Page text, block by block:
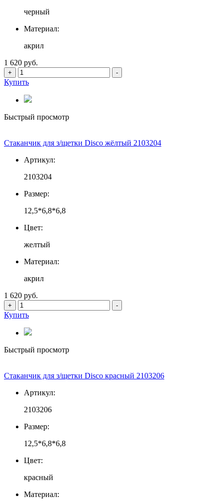
черный
Материал:
акрил
1 620 руб.
+ -
Купить
Быстрый просмотр
Стаканчик для з/щетки Disco жёлтый 2103204
Артикул:
2103204
Размер:
12,5*6,8*6,8
Цвет:
желтый
Материал:
акрил
1 620 руб.
+ -
Купить
Быстрый просмотр
Стаканчик для з/щетки Disco красный 2103206
Артикул:
2103206
Размер:
12,5*6,8*6,8
Цвет:
красный
Материал: